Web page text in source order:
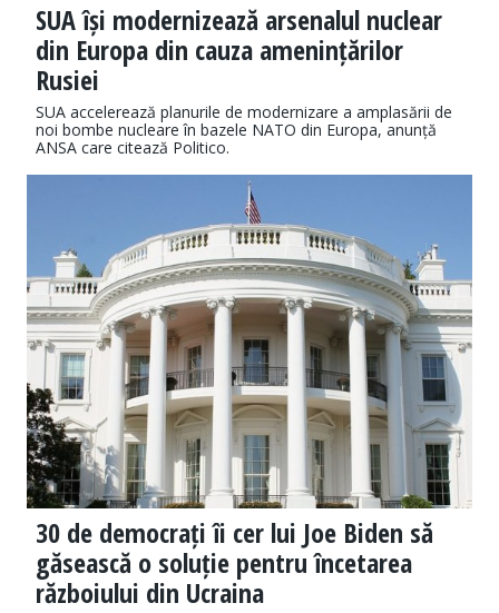
SUA își modernizează arsenalul nuclear
din Europa din cauza amenințărilor
Rusiei
SUA accelerează planurile de modernizare a amplasării de
noi bombe nucleare în bazele NATO din Europa, anunță
ANSA care citează Politico.
30 de democrați îi cer lui Joe Biden să
găsească o soluție pentru încetarea
războiului din Ucraina